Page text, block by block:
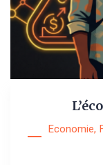
Economie,